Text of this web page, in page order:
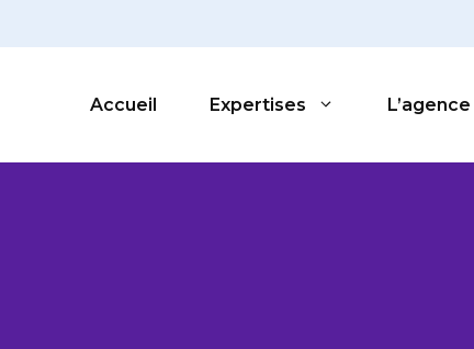
Accueil Expertises L’agence